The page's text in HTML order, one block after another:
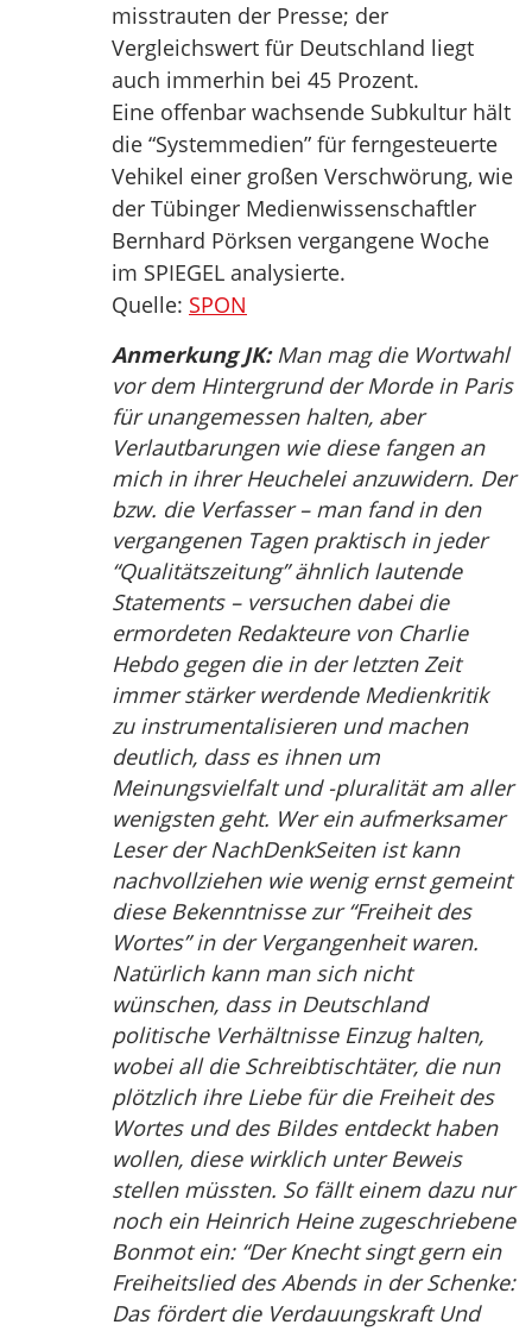
misstrauten der Presse; der
Vergleichswert für Deutschland liegt
auch immerhin bei 45 Prozent.
Eine offenbar wachsende Subkultur hält
die “Systemmedien” für ferngesteuerte
Vehikel einer großen Verschwörung, wie
der Tübinger Medienwissenschaftler
Bernhard Pörksen vergangene Woche
im SPIEGEL analysierte.
Quelle: SPON
Anmerkung JK:Man mag die Wortwahl
vor dem Hintergrund der Morde in Paris
für unangemessen halten, aber
Verlautbarungen wie diese fangen an
mich in ihrer Heuchelei anzuwidern. Der
bzw. die Verfasser – man fand in den
vergangenen Tagen praktisch in jeder
“Qualitätszeitung” ähnlich lautende
Statements – versuchen dabei die
ermordeten Redakteure von Charlie
Hebdo gegen die in der letzten Zeit
immer stärker werdende Medienkritik
zu instrumentalisieren und machen
deutlich, dass es ihnen um
Meinungsvielfalt und -pluralität am aller
wenigsten geht. Wer ein aufmerksamer
Leser der NachDenkSeiten ist kann
nachvollziehen wie wenig ernst gemeint
diese Bekenntnisse zur “Freiheit des
Wortes” in der Vergangenheit waren.
Natürlich kann man sich nicht
wünschen, dass in Deutschland
politische Verhältnisse Einzug halten,
wobei all die Schreibtischtäter, die nun
plötzlich ihre Liebe für die Freiheit des
Wortes und des Bildes entdeckt haben
wollen, diese wirklich unter Beweis
stellen müssten. So fällt einem dazu nur
noch ein Heinrich Heine zugeschriebene
Bonmot ein: “Der Knecht singt gern ein
Freiheitslied des Abends in der Schenke:
Das fördert die Verdauungskraft Und